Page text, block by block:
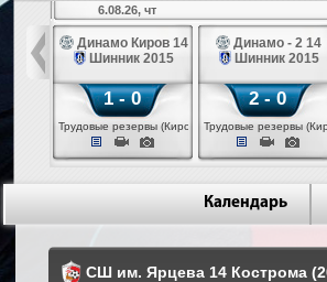
14
6.08.26, чт
Динамо Киров 14
Шинник 2015
1 - 0
Трудовые резервы (Киров)
Динамо - 2 14
Шинник 2015
2 - 0
Трудовые резервы
Календарь
СШ им. Ярцева 14 Кострома